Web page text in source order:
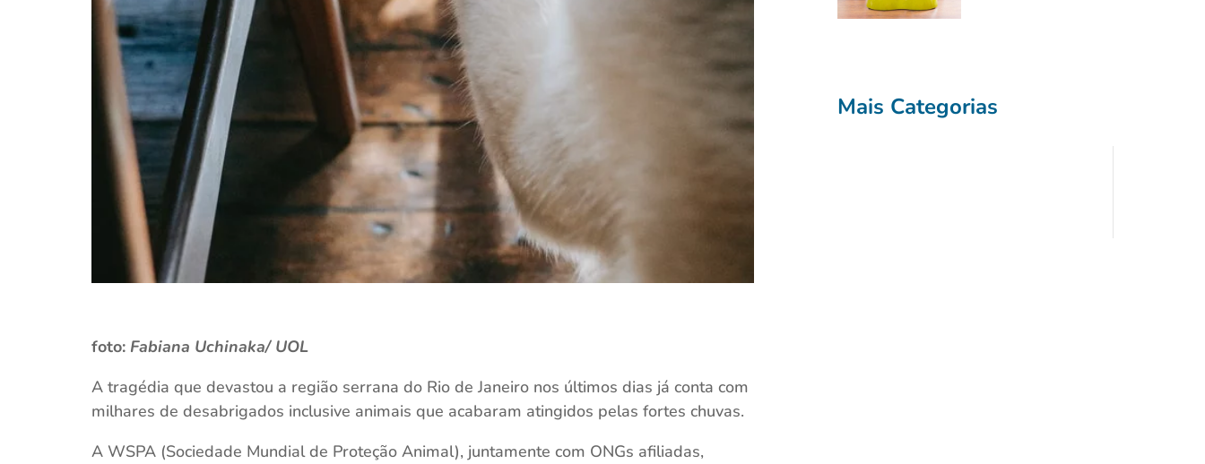
foto: Fabiana Uchinaka/ UOL
A tragédia que devastou a região serrana do Rio de Janeiro nos últimos dias já conta com
milhares de desabrigados inclusive animais que acabaram atingidos pelas fortes chuvas.
A WSPA (Sociedade Mundial de Proteção Animal), juntamente com ONGs afiliadas,
Mais Categorias